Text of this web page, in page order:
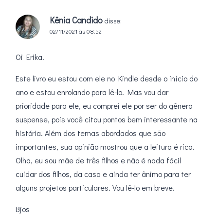
Kênia Candido disse:
02/11/2021 às 08:52
Oi Erika.
Este livro eu estou com ele no Kindle desde o início do
ano e estou enrolando para lê-lo. Mas vou dar
prioridade para ele, eu comprei ele por ser do gênero
suspense, pois você citou pontos bem interessante na
história. Além dos temas abordados que são
importantes, sua opinião mostrou que a leitura é rica.
Olha, eu sou mãe de três filhos e não é nada fácil
cuidar dos filhos, da casa e ainda ter ânimo para ter
alguns projetos particulares. Vou lê-lo em breve.
Bjos